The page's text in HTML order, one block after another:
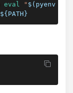
eval " $( pyenv
${ PATH }